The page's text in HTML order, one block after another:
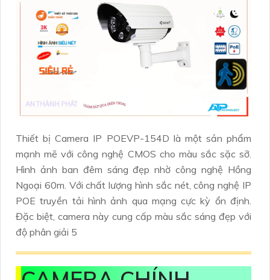
Thiết bị Camera IP POEVP-154D là một sản phẩm
mạnh mẽ với công nghệ CMOS cho màu sắc sặc sỡ.
Hình ảnh ban đêm sáng đẹp nhờ công nghệ Hồng
Ngoại 60m. Với chất lượng hình sắc nét, công nghệ IP
POE truyền tải hình ảnh qua mạng cực kỳ ổn định.
Đặc biệt, camera này cung cấp màu sắc sáng đẹp với
độ phân giải 5